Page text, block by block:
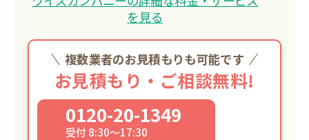
を見る
複数業者のお見積もりも可能です
お見積もり・ご相談無料!
0120-20-1349
受付 8:30～17:30